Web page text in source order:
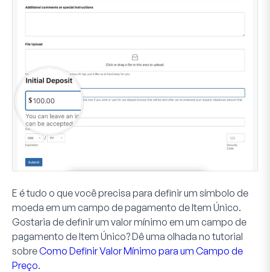
E é tudo o que você precisa para definir um símbolo de
moeda em um campo de pagamento deItem Único.
Gostaria de definir um valor mínimo em um campo de
pagamento deItem Único? Dê uma olhada no tutorial
sobreComo Definir Valor Mínimo para um Campo de
Preço.